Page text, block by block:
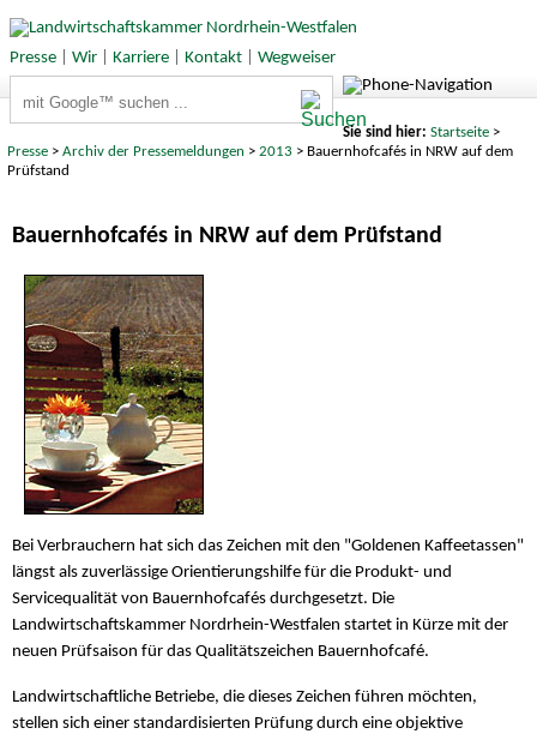
Presse| Wir| Karriere| Kontakt| Wegweiser
Sie sind hier: Startseite>
Presse >Archiv der Pressemeldungen > 2013 > Bauernhofcafés in NRW auf dem
Prüfstand
Bauernhofcafés in NRW auf dem Prüfstand
Bei Verbrauchern hat sich das Zeichen mit den "Goldenen Kaffeetassen"
längst als zuverlässige Orientierungshilfe für die Produkt- und
Servicequalität von Bauernhofcafés durchgesetzt. Die
Landwirtschaftskammer Nordrhein-Westfalen startet in Kürze mit der
neuen Prüfsaison für das Qualitätszeichen Bauernhofcafé.
Landwirtschaftliche Betriebe, die dieses Zeichen führen möchten,
stellen sich einer standardisierten Prüfung durch eine objektive